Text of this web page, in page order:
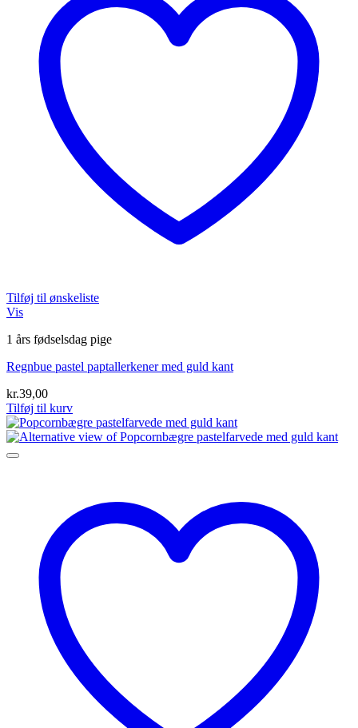
Tilføj til ønskeliste
Vis
1 års fødselsdag pige
Regnbue pastel paptallerkener med guld kant
kr.39,00
Tilføj til kurv